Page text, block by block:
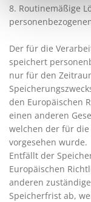
8. Routinemäßige
Der für die
speichert
nur für den
den Europäischen
einen anderen
welchen der für
vorgesehen wurde.
Entfällt der
Europäischen
anderen
Speicherfrist ab,